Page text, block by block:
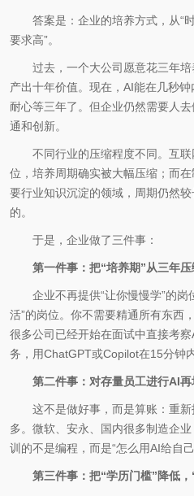
答案是：企业的培养方式，从“
要求高”。
过去，一个大公司愿意花三年
产出十年价值。现在，AI能在几秒
耐心等三年了。但企业仍然需要人
通和创新。
不同行业的压缩程度不同。互
位，培养周期确实被大幅压缩；而
要行业知识沉淀的领域，周期仍然
的。
于是，企业做了三件事：
第一件事：把“培养期”从三年
企业不再提供“让你慢慢学”的
活”的岗位。你不需要精通所有东西
很多公司已经开始在面试中直接考
务，用ChatGPT或Copilot在15分钟
第二件事：对存量员工进行AI再
这不是做好事，而是算账：重
多。微软、安永、国内很多制造企
训的不是编程，而是“怎么用AI给自己
第三件事：把“学历门槛”降低，